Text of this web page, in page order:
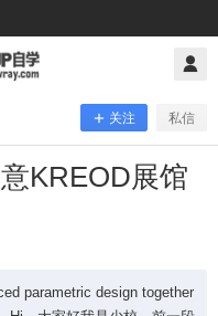
关注 私信
KREOD展馆
parametric design together